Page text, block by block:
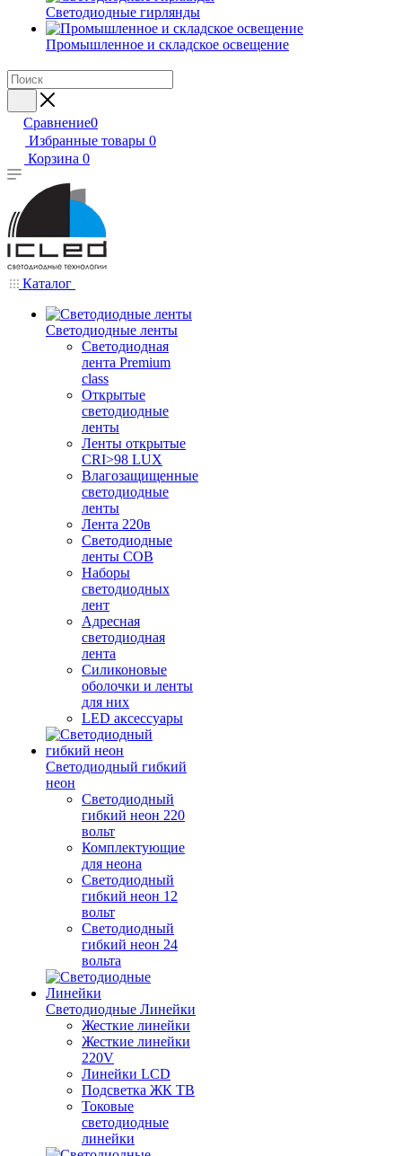
Светодиодные гирлянды
Промышленное и складское освещение
Сравнение0
Избранные товары 0
Корзина 0
Каталог
Светодиодные ленты
Светодиодная
лента Premium
class
Открытые
светодиодные
ленты
Ленты открытые
CRI>98 LUX
Влагозащищенные
светодиодные
ленты
Лента 220в
Светодиодные
ленты COB
Наборы
светодиодных
лент
Адресная
светодиодная
лента
Силиконовые
оболочки и ленты
для них
LED аксессуары
Светодиодный гибкий
неон
Светодиодный
гибкий неон 220
вольт
Комплектующие
для неона
Светодиодный
гибкий неон 12
вольт
Светодиодный
гибкий неон 24
вольта
Светодиодные Линейки
Жесткие линейки
Жесткие линейки
220V
Линейки LCD
Подсветка ЖК ТВ
Токовые
светодиодные
линейки